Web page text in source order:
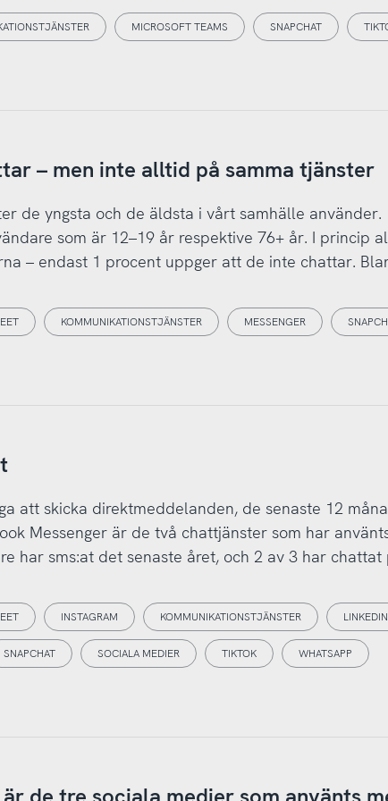
MICROSOFT TEAMS SNAPCHAT
– men inte alltid på samma tjänster
de yngsta och de äldsta i vårt samhälle använder.
som är 12–19 år respektive 76+ år. I princip
– endast 1 procent uppger att de inte chattar.
KOMMUNIKATIONSTJÄNSTER MESSENGER
att skicka direktmeddelanden, de senaste 12
Messenger är de två chattjänster som har
har sms:at det senaste året, och 2 av 3 har chattat
INSTAGRAM KOMMUNIKATIONSTJÄNSTER LINKEDIN
SNAPCHAT SOCIALA MEDIER TIKTOK WHATSAPP